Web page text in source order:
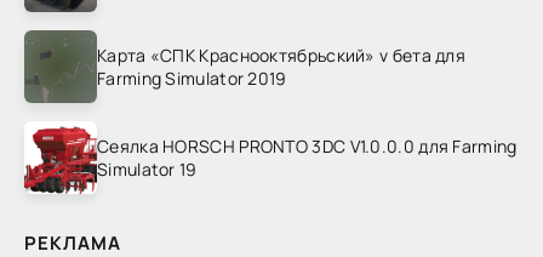
Карта «СПК Краснооктябрьский» v бета для
Farming Simulator 2019
Сеялка HORSCH PRONTO 3DC V1.0.0.0 для Farming
Simulator 19
РЕКЛАМА